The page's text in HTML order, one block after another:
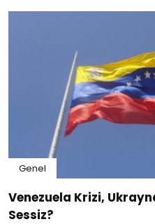
Genel
Venezuela Krizi,
Sessiz?